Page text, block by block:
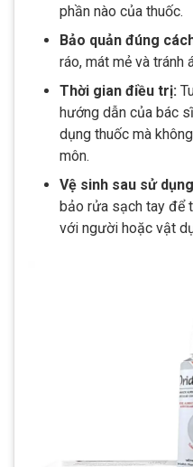
phần nào của thuốc.
Bảo quản đúng
ráo, mát mẻ và tránh
Thời gian điều trị:
hướng dẫn của bác
dụng thuốc mà
môn.
Vệ sinh sau sử
bảo rửa sạch tay để
với người hoặc vật